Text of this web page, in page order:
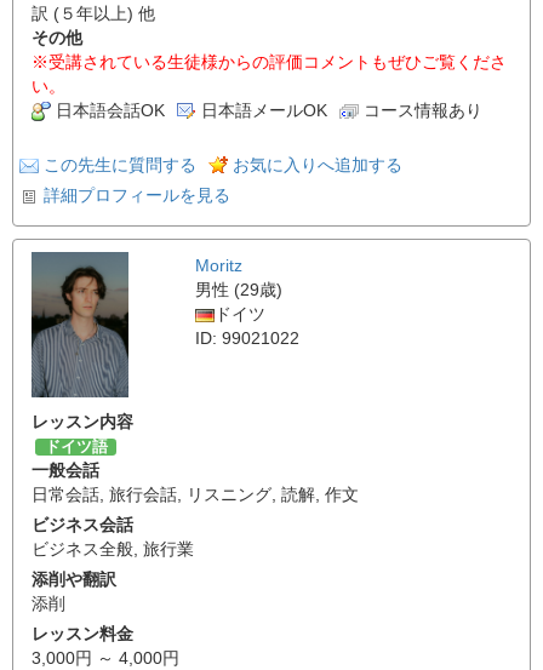
訳 (５年以上) 他
その他
※受講されている生徒様からの評価コメントもぜひご覧くださ
い。
日本語会話OK
日本語メールOK コース情報あり
この先生に質問する
お気に入りへ追加する
詳細プロフィールを見る
Moritz
男性 (29歳)
ドイツ
ID: 99021022
レッスン内容
ドイツ語
一般会話
日常会話 旅行会話 リスニング 読解 作文
ビジネス会話
ビジネス全般 旅行業
添削や翻訳
添削
レッスン料金
3,000円 ～ 4,000円